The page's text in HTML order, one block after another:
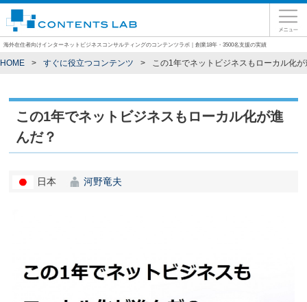
海外在住者向けインターネットビジネスコンサルティングのコンテンツラボ｜創業18年・3500名支援の実績
HOME すぐに役立つコンテンツ この1年でネットビジネスもローカル化
この1年でネットビジネスもローカル化が進
んだ？
日本 河野竜夫